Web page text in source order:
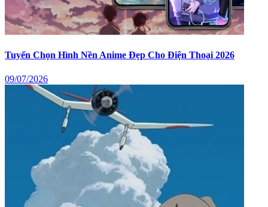
Tuyển Chọn Hình Nền Anime Đẹp Cho Điện Thoại 2026
09/07/2026